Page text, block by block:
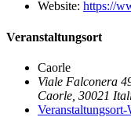
Website: https://
Veranstaltungsort
Caorle
Viale Falconera
Caorle 30021
Veranstaltungsort-